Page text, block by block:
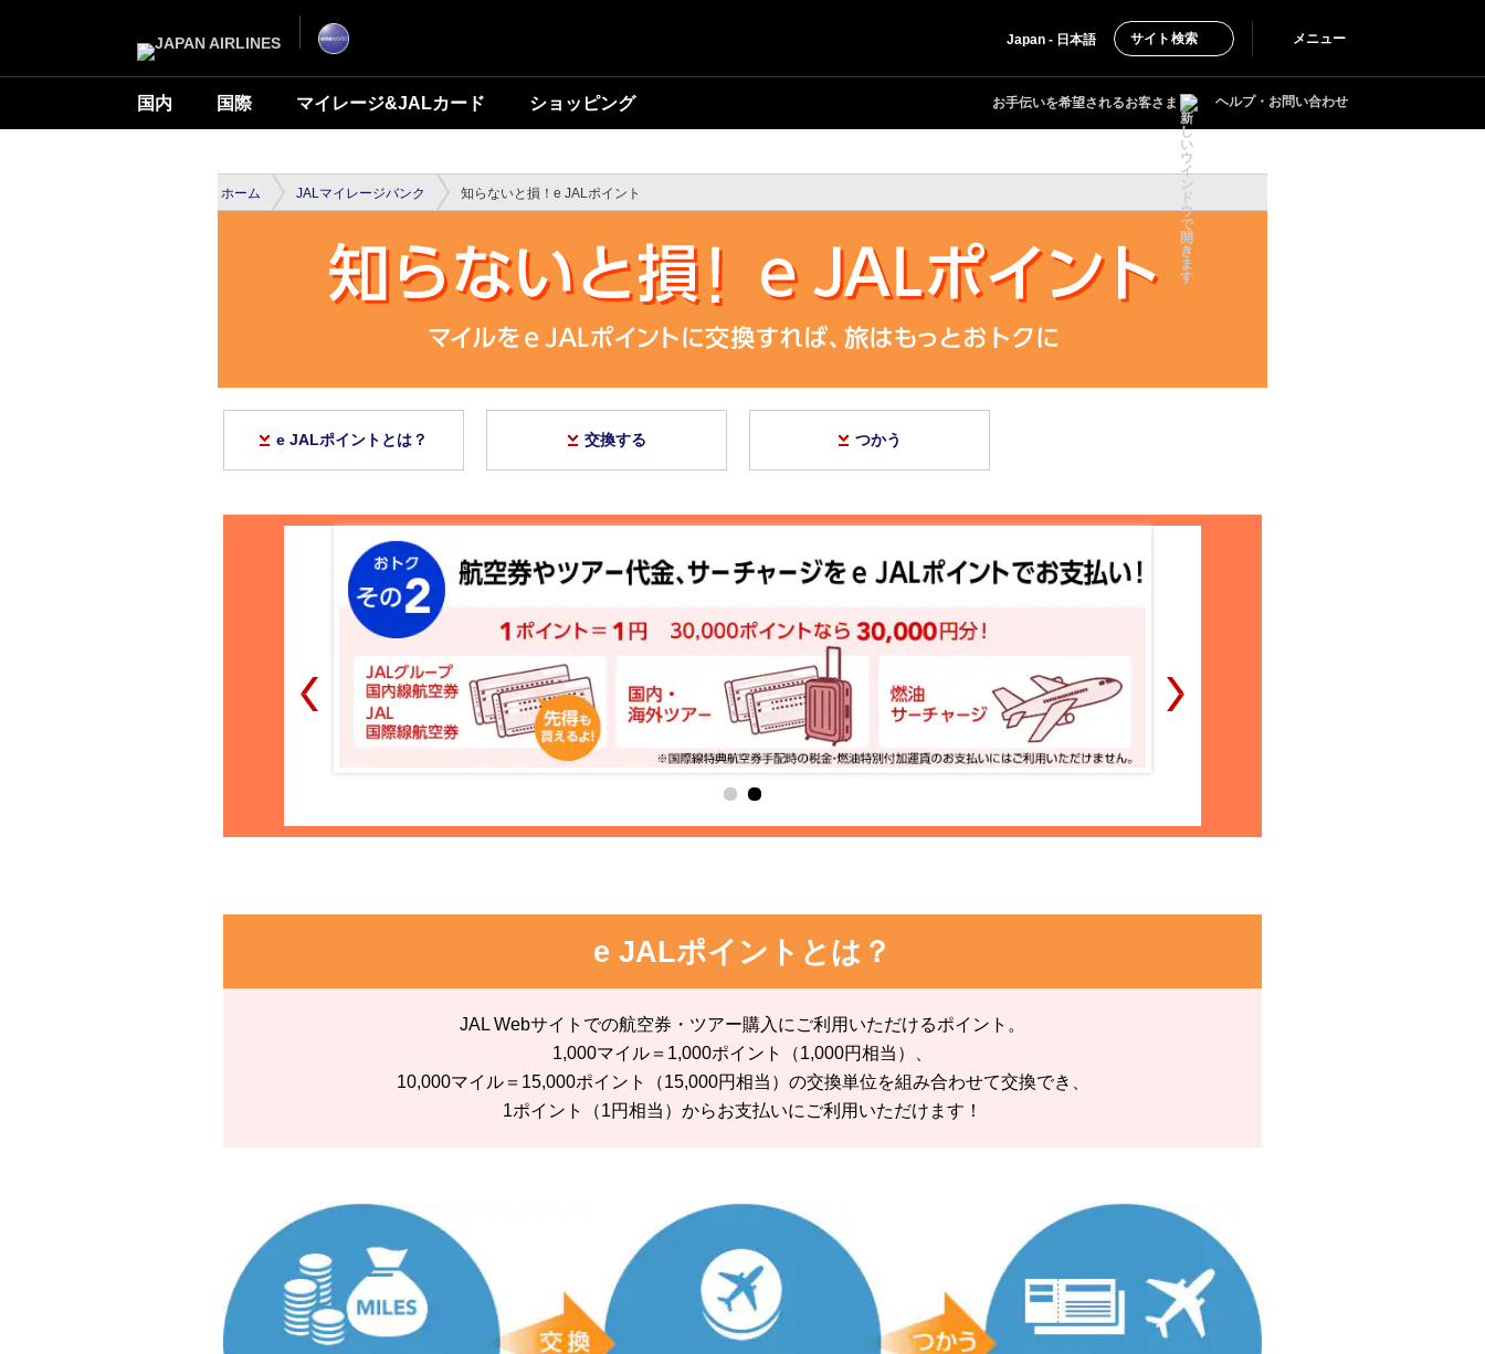
Japan - 日本語 サイト検索 メニュー
国内 国際 マイレージ&JALカード ショッピング お手伝いを希望されるお客さま ヘルプ・お問い合わせ
ホーム JALマイレージバンク 知らないと損！e JALポイント
e JALポイントとは？ 交換する つかう
e JALポイントとは？
JAL Webサイトでの航空券・ツアー購入にご利用いただけるポイント。
1,000マイル＝1,000ポイント（1,000円相当）、
10,000マイル＝15,000ポイント（15,000円相当）の交換単位を組み合わせて交換でき、
1ポイント（1円相当）からお支払いにご利用いただけます！